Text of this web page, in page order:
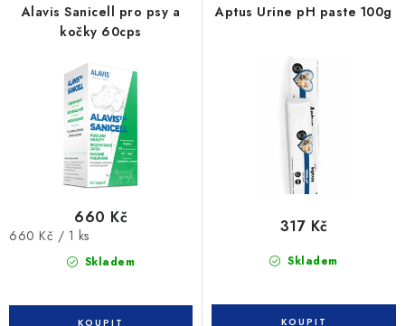
Alavis Sanicell pro psy a
kočky 60cps
Skladem
660 Kč
Měrná
660 Kč / 1 ks
Aptus Urine pH paste 100g
Skladem
317 Kč